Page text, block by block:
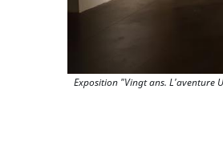
Exposition "Vingt ans. L'aventure